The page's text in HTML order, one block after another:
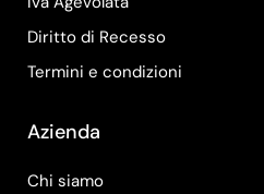
Diritto di Recesso
Termini e condizioni
Azienda
Chi siamo